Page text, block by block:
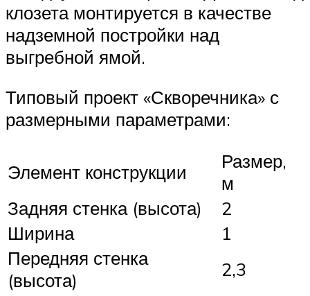
клозета монтируется в качестве
надземной постройки над
выгребной ямой.
Типовый проект «Скворечника» с
размерными параметрами:
Элемент конструкции
Размер,
м
Задняя стенка (высота)
2
Ширина
1
Передняя стенка
(высота)
2,3